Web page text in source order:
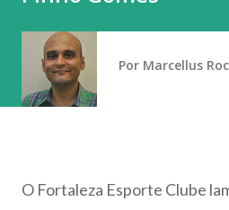
fundamental é que, hoje, a
Se no século XIX o clima era um
século XXI possuímos
Por Marcellus
O Fortaleza Esporte Clube